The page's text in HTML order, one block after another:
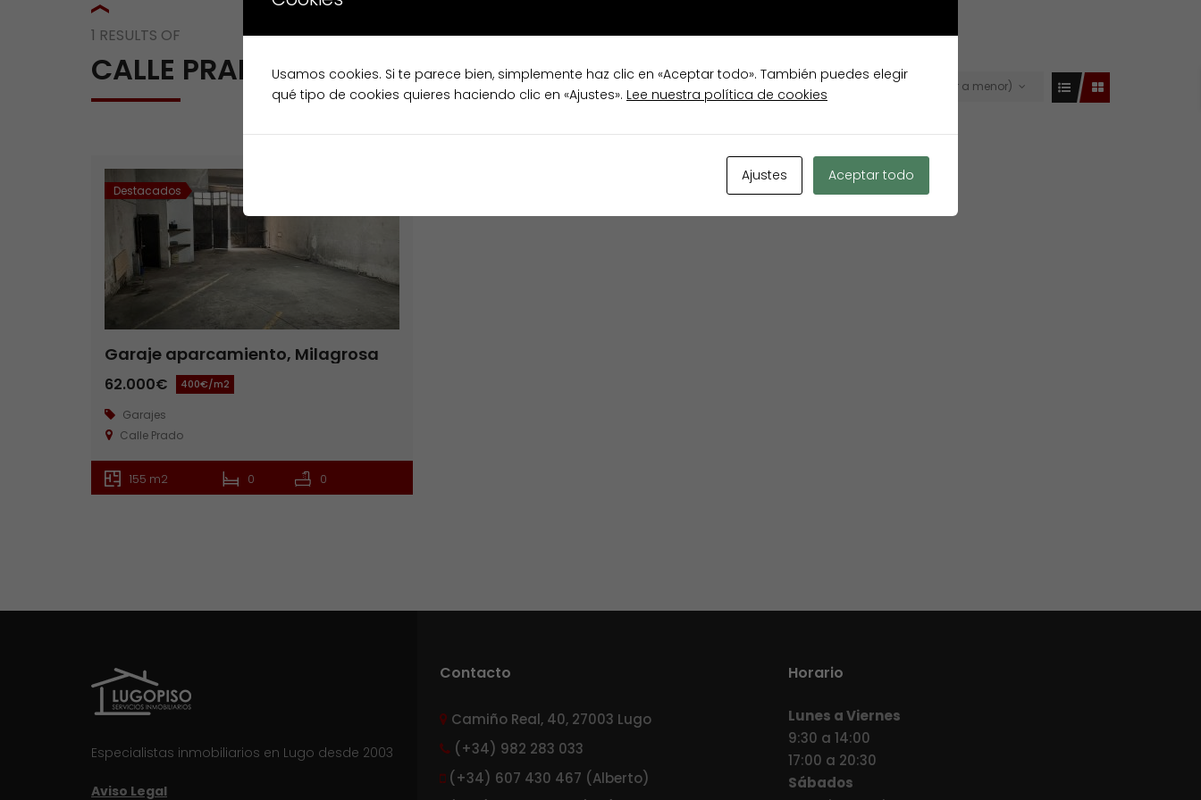
1 RESULTS OF
CALLE PRADO TODOS VENTA Precio (mayor a menor)
Destacados
Garaje aparcamiento, Milagrosa
62.000€ 400€/m2
Garajes
Calle Prado
155 m2 0 0
Especialistas inmobiliarios en Lugo desde 2003
Aviso Legal
Contacto
Camiño Real, 40, 27003 Lugo
(+34) 982 283 033
(+34) 607 430 467 (Alberto)
Horario
Lunes a Viernes
9:30 a 14:00
17:00 a 20:30
Sábados
Usamos cookies. Si te parece bien, simplemente haz clic en «Aceptar todo». También puedes elegir
qué tipo de cookies quieres haciendo clic en «Ajustes». Lee nuestra política de cookies
Ajustes Aceptar todo